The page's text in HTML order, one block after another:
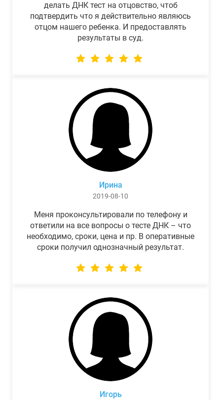
делать ДНК тест на отцовство, чтоб
подтвердить что я действительно являюсь
отцом нашего ребенка. И предоставлять
результаты в суд.
Ирина
2019-08-10
Меня проконсультировали по телефону и
ответили на все вопросы о тесте ДНК – что
необходимо, сроки, цена и пр. В оперативные
сроки получил однозначный результат.
Игорь